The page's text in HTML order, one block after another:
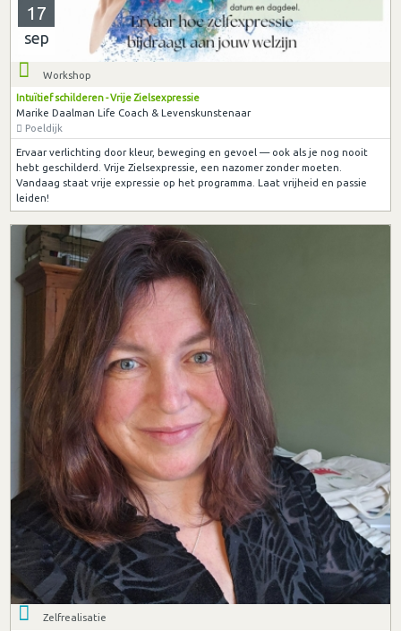
17
sep
Workshop
Intuïtief schilderen - Vrije Zielsexpressie
Marike Daalman Life Coach & Levenskunstenaar
Poeldijk
Ervaar verlichting door kleur, beweging en gevoel — ook als je nog nooit
hebt geschilderd. Vrije Zielsexpressie, een nazomer zonder moeten.
Vandaag staat vrije expressie op het programma. Laat vrijheid en passie
leiden!
Zelfrealisatie